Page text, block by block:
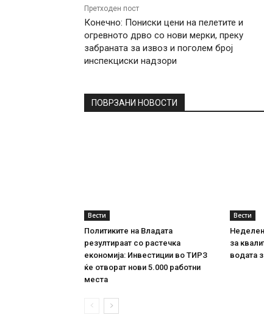
Претходен пост
Конечно: Пониски цени на пелетите и
огревното дрво со нови мерки, преку
забраната за извоз и поголем број
инспекциски надзори
ПОВРЗАНИ НОВОСТИ
Вести
Политиките на Владата
резултираат со растечка
економија: Инвестиции во ТИРЗ
ќе отворат нови 5.000 работни
места
Вести
за
водата